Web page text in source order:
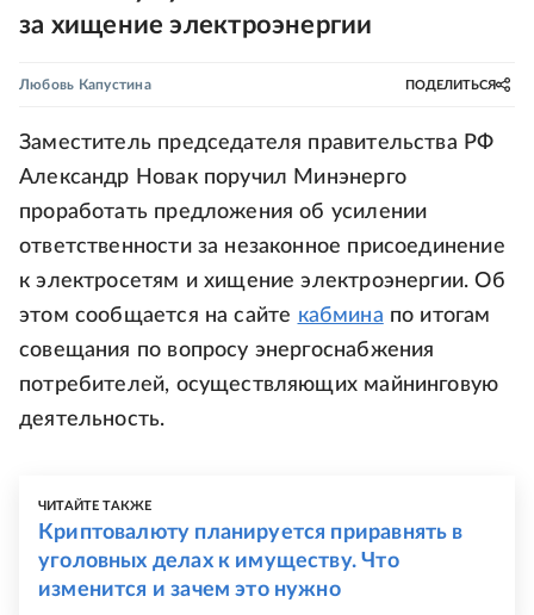
за хищение электроэнергии
Любовь Капустина ПОДЕЛИТЬСЯ
Заместитель председателя правительства РФ
Александр Новак поручил Минэнерго
проработать предложения об усилении
ответственности за незаконное присоединение
к электросетям и хищение электроэнергии. Об
этом сообщается на сайте кабмина по итогам
совещания по вопросу энергоснабжения
потребителей, осуществляющих майнинговую
деятельность.
ЧИТАЙТЕ ТАКЖЕ
Криптовалюту планируется приравнять в
уголовных делах к имуществу. Что
изменится и зачем это нужно